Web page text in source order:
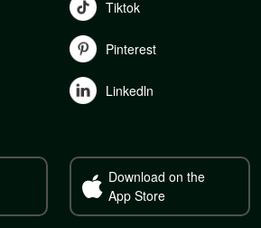
Tiktok
Pinterest
Linkedln
Download on the
App Store